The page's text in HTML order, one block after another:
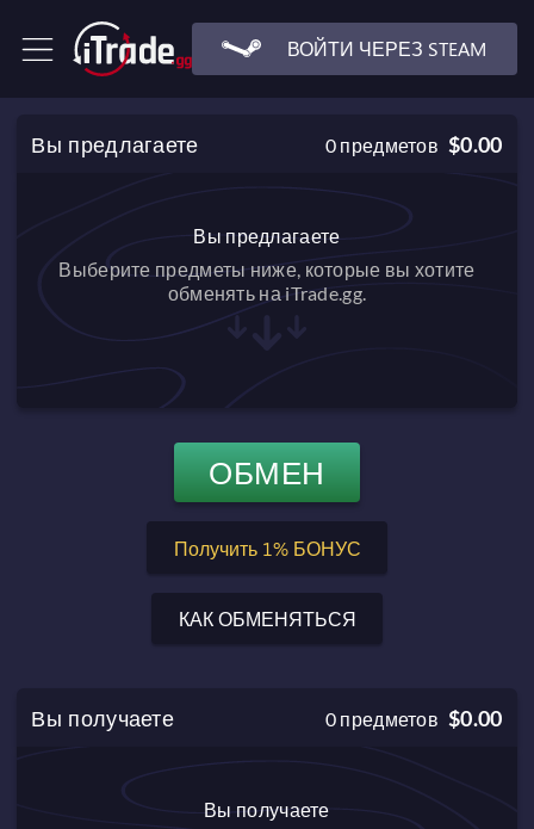
ВОЙТИ ЧЕРЕЗ STEAM
Вы предлагаете 0 предметов $0.00
Вы предлагаете
Выберите предметы ниже, которые вы хотите
обменять на iTrade.gg.
ОБМЕН
Получить 1% БОНУС
КАК ОБМЕНЯТЬСЯ
Вы получаете 0 предметов $0.00
Вы получаете